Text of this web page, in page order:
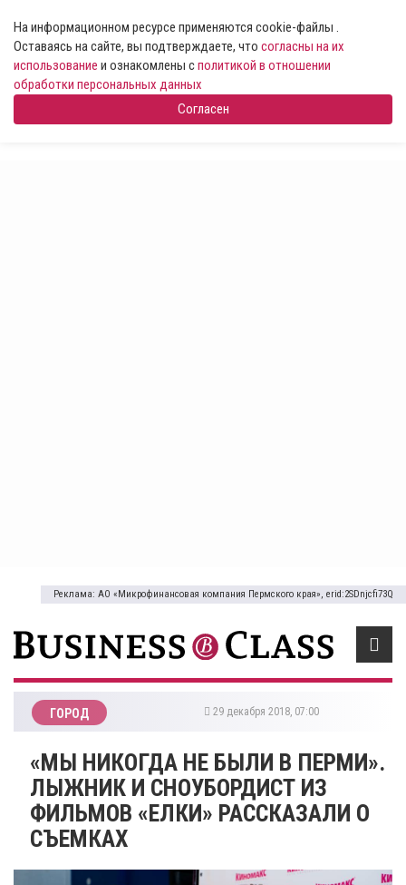
На информационном ресурсе применяются cookie-файлы .
Оставаясь на сайте, вы подтверждаете, что согласны на их
использование и ознакомлены сполитикой в отношении
обработки персональных данных
Согласен
Реклама: АО «Микрофинансовая компания Пермского края», erid:2SDnjcfi73Q
ГОРОД 29 декабря 2018, 07:00
«МЫ НИКОГДА НЕ БЫЛИ В ПЕРМИ».
ЛЫЖНИК И СНОУБОРДИСТ ИЗ
ФИЛЬМОВ «ЕЛКИ» РАССКАЗАЛИ О
СЪЕМКАХ